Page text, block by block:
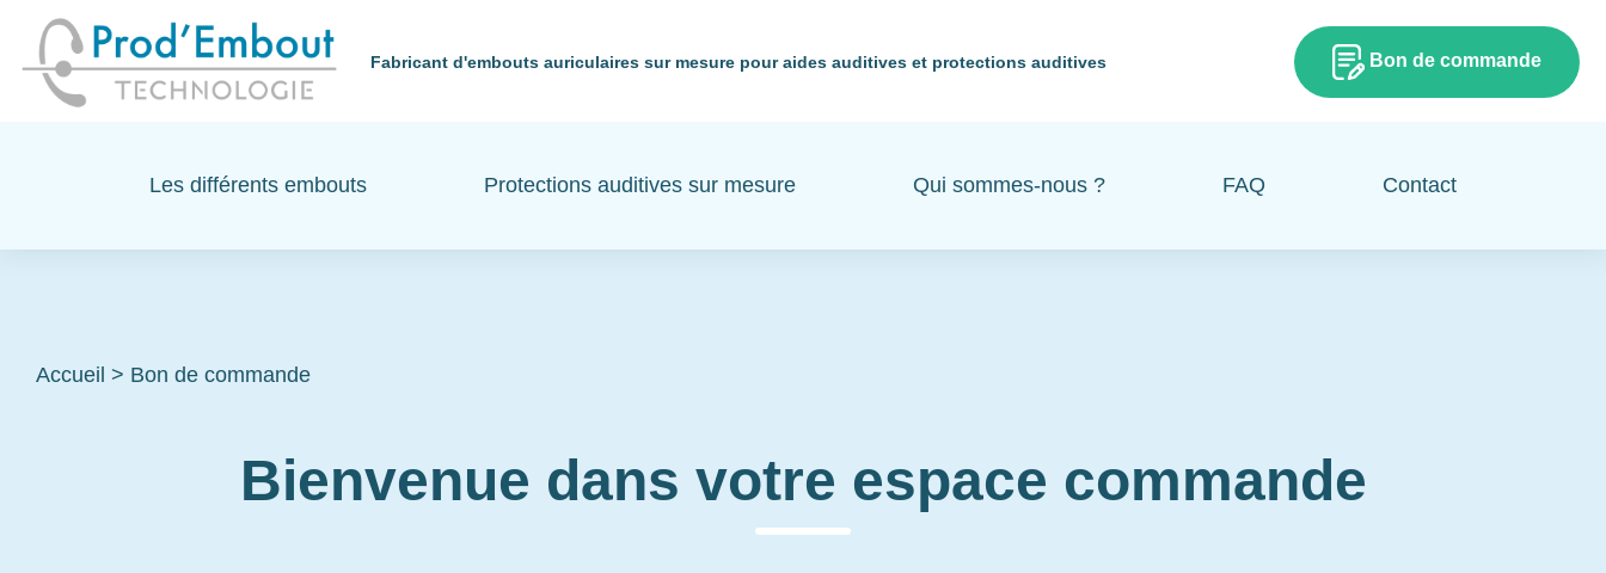
Fabricant d'embouts auriculaires sur mesure pour aides auditives et protections auditives Bon de commande
Les différents embouts Protections auditives sur mesure Qui sommes-nous ? FAQ Contact
Accueil > Bon de commande
Bienvenue dans votre espace commande